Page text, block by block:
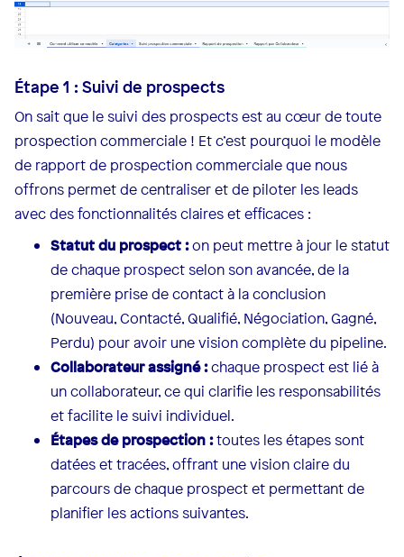
Étape 1 : Suivi de prospects
On sait que le suivi des prospects est au cœur de toute
prospection commerciale ! Et c’est pourquoi le modèle
de rapport de prospection commerciale que nous
offrons permet de centraliser et de piloter les leads
avec des fonctionnalités claires et efficaces :
Statut du prospect :on peut mettre à jour le statut
de chaque prospect selon son avancée, de la
première prise de contact à la conclusion
(Nouveau, Contacté, Qualifié, Négociation, Gagné,
Perdu) pour avoir une vision complète du pipeline.
Collaborateur assigné :chaque prospect est lié à
un collaborateur, ce qui clarifie les responsabilités
et facilite le suivi individuel.
Étapes de prospection :toutes les étapes sont
datées et tracées, offrant une vision claire du
parcours de chaque prospect et permettant de
planifier les actions suivantes.